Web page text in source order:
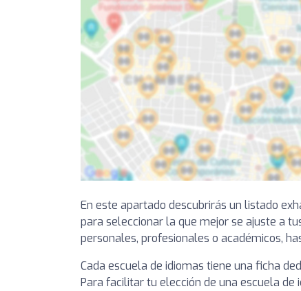
En este apartado descubrirás un listado
para seleccionar la que mejor se ajuste a
personales, profesionales o académicos,
Cada escuela de idiomas tiene una ficha
Para facilitar tu elección de una escuela